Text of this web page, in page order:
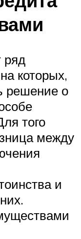
ряд
которых,
решение о
того
между
и